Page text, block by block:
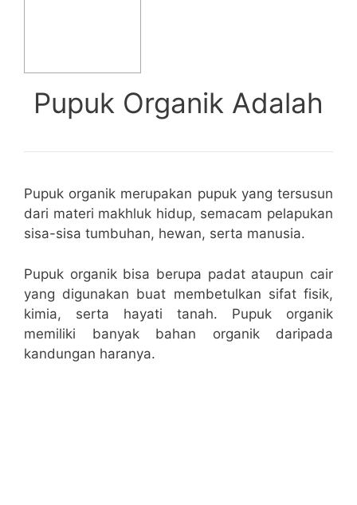
Pupuk Organik Adalah
Pupuk organik merupakan pupuk yang tersusun
dari materi makhluk hidup, semacam pelapukan
sisa-sisa tumbuhan, hewan, serta manusia.
Pupuk organik bisa berupa padat ataupun cair
yang digunakan buat membetulkan sifat fisik,
kimia, serta hayati tanah. Pupuk organik
memiliki banyak bahan organik daripada
kandungan haranya.